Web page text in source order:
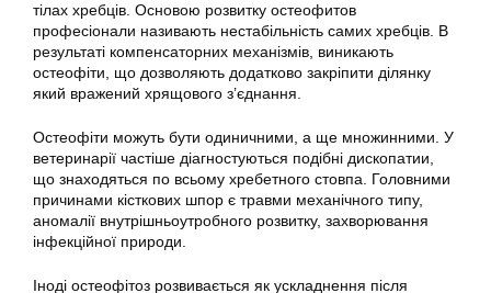
тілах хребців. Основою розвитку остеофитов
професіонали називають нестабільність самих хребців. В
результаті компенсаторних механізмів, виникають
остеофіти, що дозволяють додатково закріпити ділянку
який вражений хрящового з’єднання.
Остеофіти можуть бути одиничними, а ще множинними. У
ветеринарії частіше діагностуються подібні дископатии,
що знаходяться по всьому хребетного стовпа. Головними
причинами кісткових шпор є травми механічного типу,
аномалії внутрішньоутробного розвитку, захворювання
інфекційної природи.
Іноді остеофітоз розвивається як ускладнення після